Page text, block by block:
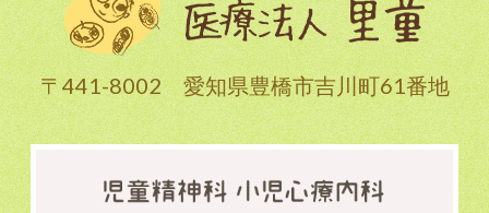
〒441-8002 愛知県豊橋市吉川町61番地